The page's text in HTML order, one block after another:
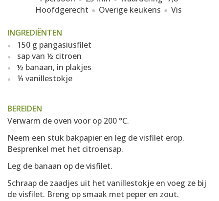
Hoofdgerecht
Overige keukens Vis
INGREDIËNTEN
150 g pangasiusfilet
sap van ½ citroen
½ banaan, in plakjes
¼ vanillestokje
BEREIDEN
Verwarm de oven voor op 200 °C.
Neem een stuk bakpapier en leg de visfilet erop.
Besprenkel met het citroensap.
Leg de banaan op de visfilet.
Schraap de zaadjes uit het vanillestokje en voeg ze bij
de visfilet. Breng op smaak met peper en zout.